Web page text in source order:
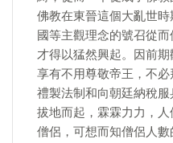
佛教在東晉這個大亂世
國等主觀理念的號召從
才得以猛然興起。因前
享有不用尊敬帝王，不
禮製法制和向朝廷納稅
拔地而起，霖霖力力，
僧侶，可想而知僧侶人數